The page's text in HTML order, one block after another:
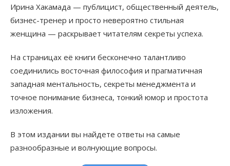
Ирина Хакамада — публицист, общественный деятель,
бизнес-тренер и просто невероятно стильная
женщина — раскрывает читателям секреты успеха.
На страницах её книги бесконечно талантливо
соединились восточная философия и прагматичная
западная ментальность, секреты менеджмента и
точное понимание бизнеса, тонкий юмор и простота
изложения.
В этом издании вы найдете ответы на самые
разнообразные и волнующие вопросы.